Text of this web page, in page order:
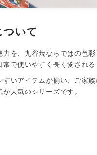
いて
を、九谷焼ならではの色
で使いやすく長く愛され
いアイテムが揃い、ご家
人気のシリーズです。